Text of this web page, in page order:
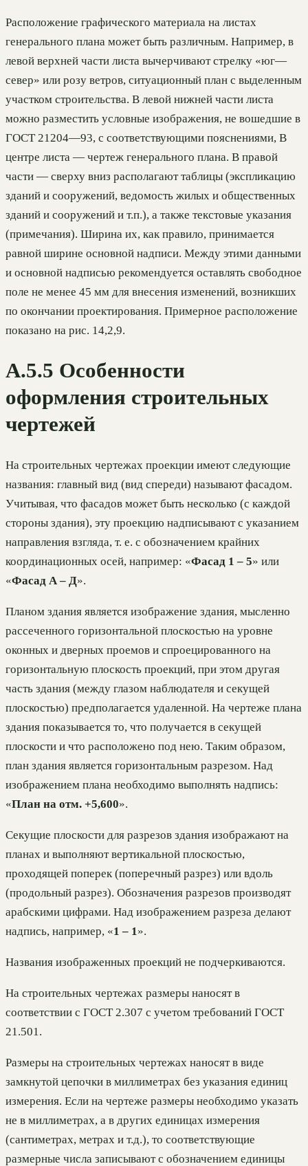
Расположение графического материала на листах
генерального плана может быть различным. Например, в
левой верхней части листа вычерчивают стрелку «юг—
север» или розу ветров, ситуационный план с выделенным
участком строительства. В левой нижней части листа
можно разместить условные изображения, не вошедшие в
ГОСТ 21204—93, с соответствующими пояснениями, В
центре листа — чертеж генерального плана. В правой
части — сверху вниз располагают таблицы (экспликацию
зданий и сооружений, ведомость жилых и общественных
зданий и сооружений и т.п.), а также текстовые указания
(примечания). Ширина их, как правило, принимается
равной ширине основной надписи. Между этими данными
и основной надписью рекомендуется оставлять свободное
поле не менее 45 мм для внесения изменений, возникших
по окончании проектирования. Примерное расположение
показано на рис. 14,2,9.
А.5.5 Особенности
оформления строительных
чертежей
На строительных чертежах проекции имеют следующие
названия: главный вид (вид спереди) называют фасадом.
Учитывая, что фасадов может быть несколько (с каждой
стороны здания), эту проекцию надписывают с указанием
направления взгляда, т. е. с обозначением крайних
координационных осей, например: «Фасад 1 – 5» или
«Фасад А – Д».
Планом здания является изображение здания, мысленно
рассеченного горизонтальной плоскостью на уровне
оконных и дверных проемов и спроецированного на
горизонтальную плоскость проекций, при этом другая
часть здания (между глазом наблюдателя и секущей
плоскостью) предполагается удаленной. На чертеже плана
здания показывается то, что получается в секущей
плоскости и что расположено под нею. Таким образом,
план здания является горизонтальным разрезом. Над
изображением плана необходимо выполнять надпись:
«План на отм. +5,600».
Секущие плоскости для разрезов здания изображают на
планах и выполняют вертикальной плоскостью,
проходящей поперек (поперечный разрез) или вдоль
(продольный разрез). Обозначения разрезов производят
арабскими цифрами. Над изображением разреза делают
надпись, например, «1 – 1».
Названия изображенных проекций не подчеркиваются.
На строительных чертежах размеры наносят в
соответствии с ГОСТ 2.307 с учетом требований ГОСТ
21.501.
Размеры на строительных чертежах наносят в виде
замкнутой цепочки в миллиметрах без указания единиц
измерения. Если на чертеже размеры необходимо указать
не в миллиметрах, а в других единицах измерения
(сантиметрах, метрах и т.д.), то соответствующие
размерные числа записывают с обозначением единицы